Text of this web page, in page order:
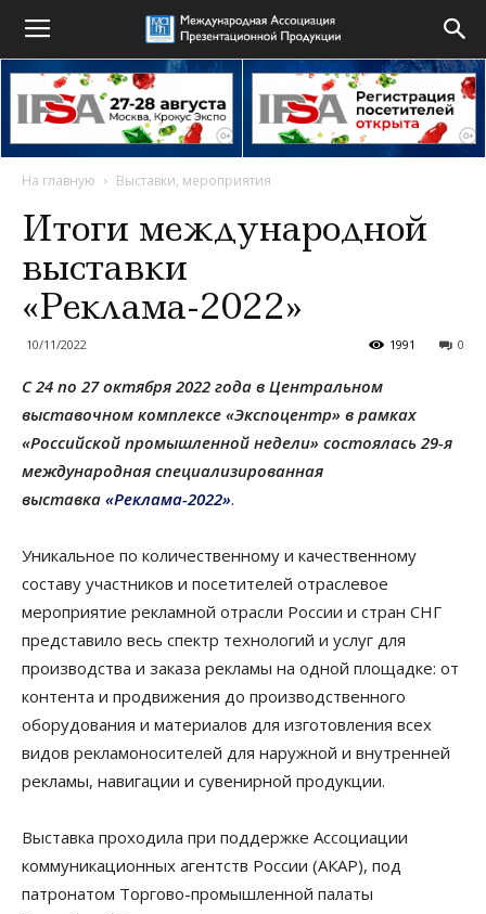
На главную Выставки, мероприятия
Итоги международной
выставки
«Реклама-2022»
10/11/2022 0
1991
С 24 по 27 октября 2022 года в Центральном
выставочном комплексе «Экспоцентр» в рамках
«Российской промышленной недели» состоялась 29-я
международная специализированная
выставка «Реклама-2022».
Уникальное по количественному и качественному
составу участников и посетителей отраслевое
мероприятие рекламной отрасли России и стран СНГ
представило весь спектр технологий и услуг для
производства и заказа рекламы на одной площадке: от
контента и продвижения до производственного
оборудования и материалов для изготовления всех
видов рекламоносителей для наружной и внутренней
рекламы, навигации и сувенирной продукции.
Выставка проходила при поддержке Ассоциации
коммуникационных агентств России (АКАР), под
патронатом Торгово-промышленной палаты